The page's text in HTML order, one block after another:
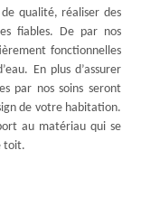
qualité, réaliser des
fiables. De par nos
fonctionnelles
En plus d’assurer
par nos soins seront
de votre habitation.
au matériau qui se
toit.